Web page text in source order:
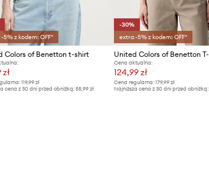
5% z kodem: OFF*
Colors of Benetton t-shirt
119,99 zł
cena z 30 dni przed obniżką: 55,99 zł
-30%
extra -5% z kodem: OFF*
Cena aktualna:
124,99 zł
Cena regularna:179,99 zł
Najniższa cena z 30 dni przed obniżką: